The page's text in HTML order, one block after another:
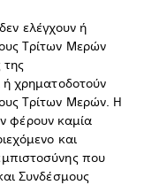
ελέγχουν ή
Τρίτων Μερών
της
ή χρηματοδοτούν
Τρίτων Μερών. Η
φέρουν καμία
και
που
Συνδέσμους